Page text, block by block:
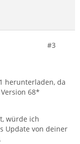
#3
herunterladen, da
68*
würde ich
Update von deiner